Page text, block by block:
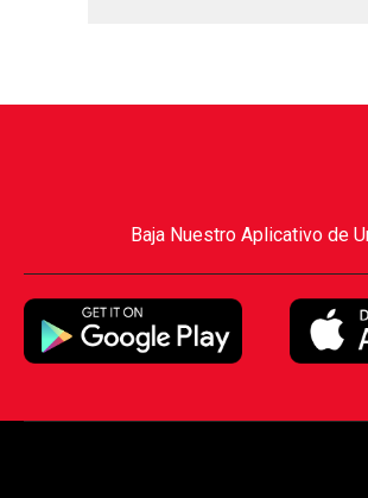
Baja Nuestro Aplicativo de